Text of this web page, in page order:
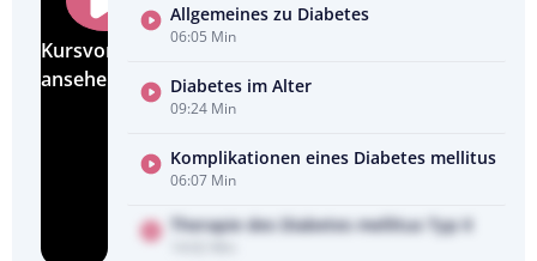
Kursvorschau
ansehen
Allgemeines zu Diabetes
06:05 Min
Diabetes im Alter
09:24 Min
Komplikationen eines Diabetes mellitus
06:07 Min
Therapie des Diabetes mellitus Typ II